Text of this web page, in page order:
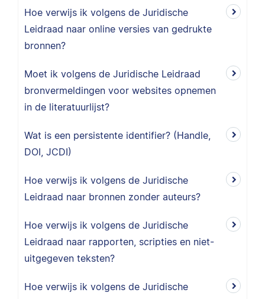
Hoe verwijs ik volgens de Juridische
Leidraad naar online versies van gedrukte
bronnen?
Moet ik volgens de Juridische Leidraad
bronvermeldingen voor websites opnemen
in de literatuurlijst?
Wat is een persistente identifier? (Handle,
DOI, JCDI)
Hoe verwijs ik volgens de Juridische
Leidraad naar bronnen zonder auteurs?
Hoe verwijs ik volgens de Juridische
Leidraad naar rapporten, scripties en niet-
uitgegeven teksten?
Hoe verwijs ik volgens de Juridische